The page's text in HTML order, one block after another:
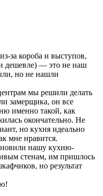
за короба и выступов,
дешевле) — это не наш
но не нашли
мы решили делать
замерщика, он все
именно такой, как
окончательно. Не
но кухня идеально
мне нравится.
нашу кухню-
стенам, им пришлось
но результат